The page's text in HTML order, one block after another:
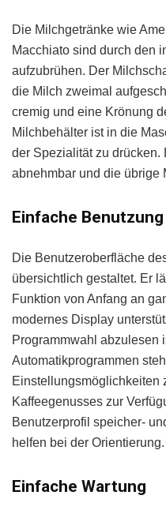
Die Milchgetränke wie
Macchiato sind durch den
aufzubrühen. Der
die Milch zweimal
cremig und eine Krönung
Milchbehälter ist in die
der Spezialität zu drücken.
abnehmbar und die übrige
Einfache Benutzung
Die Benutzeroberfläche
übersichtlich gestaltet. Er
Funktion von Anfang an
modernes Display
Programmwahl abzulesen
Automatikprogrammen
Einstellungsmöglichkeiten
Kaffeegenusses zur
Benutzerprofil speicher-
helfen bei der Orientierung.
Einfache Wartung